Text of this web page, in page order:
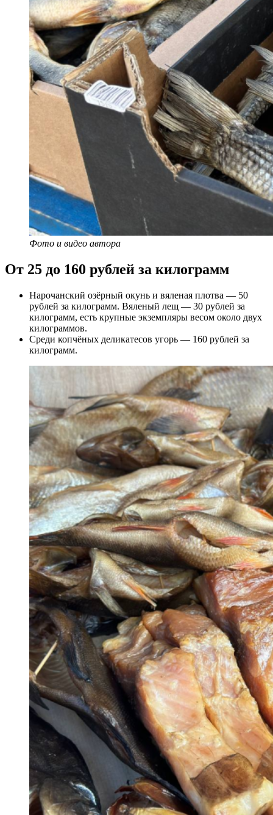
Фото и видео автора
От 25 до 160 рублей за килограмм
Нарочанский озёрный окунь и вяленая плотва — 50
рублей за килограмм. Вяленый лещ — 30 рублей за
килограмм, есть крупные экземпляры весом около двух
килограммов.
Среди копчёных деликатесов угорь — 160 рублей за
килограмм.